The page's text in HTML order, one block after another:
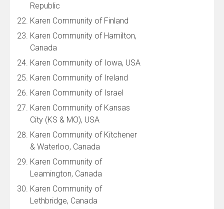
Republic
Karen Community of Finland
Karen Community of Hamilton,
Canada
Karen Community of Iowa, USA
Karen Community of Ireland
Karen Community of Israel
Karen Community of Kansas
City (KS & MO), USA
Karen Community of Kitchener
& Waterloo, Canada
Karen Community of
Leamington, Canada
Karen Community of
Lethbridge, Canada